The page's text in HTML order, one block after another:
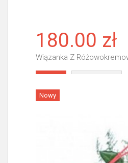
180.00 zł
Wiązanka Z
Nowy